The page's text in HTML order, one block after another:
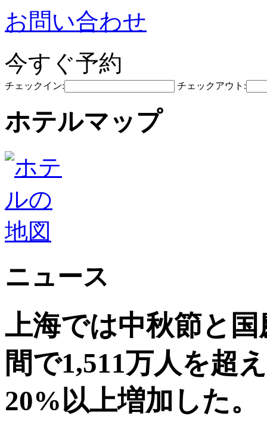
お問い合わせ
今すぐ予約
チェックイン: チェックアウト:
ホテルマップ
ニュース
上海では中秋節と
間で1,511万人を超
20%以上増加した。